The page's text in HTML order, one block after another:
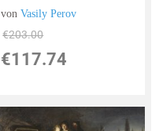
vonVasily Perov
€203.00
€117.74